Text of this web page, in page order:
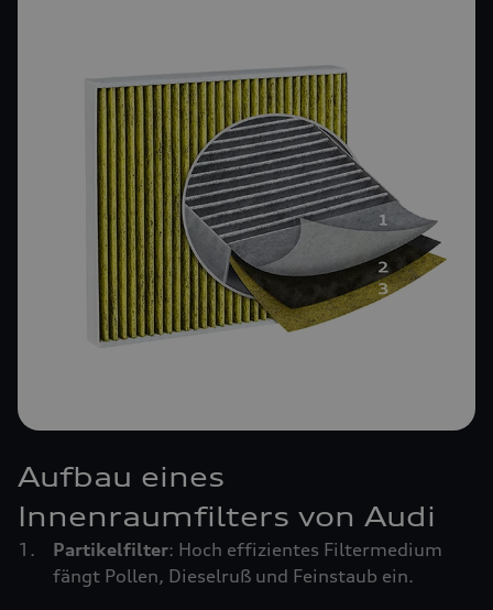
Aufbau eines
Innenraumfilters von Audi
Partikelfilter: Hoch effizientes Filtermedium
fängt Pollen, Dieselruß und Feinstaub ein.